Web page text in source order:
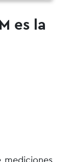
es la